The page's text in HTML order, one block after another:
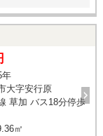
年
大字安行原
草加 バス18分停歩
㎡